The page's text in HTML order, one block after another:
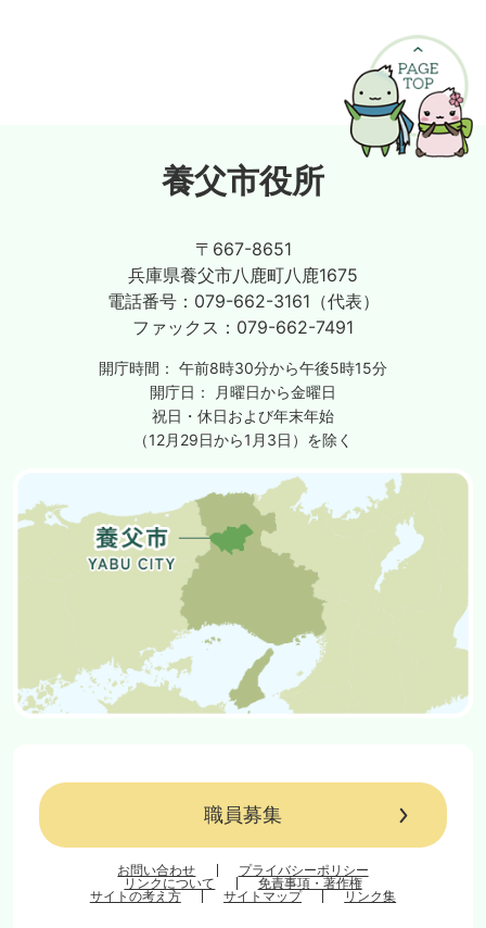
養父市役所
〒667-8651
兵庫県養父市八鹿町八鹿1675
電話番号： 079-662-3161（代表）
ファックス： 079-662-7491
開庁時間： 午前8時30分から午後5時15分
開庁日：
月曜日から金曜日
祝日・休日および年末年始
（12月29日から1月3日）を除く
職員募集
お問い合わせ
プライバシーポリシー
リンクについて
免責事項・著作権
サイトの考え方
サイトマップ リンク集